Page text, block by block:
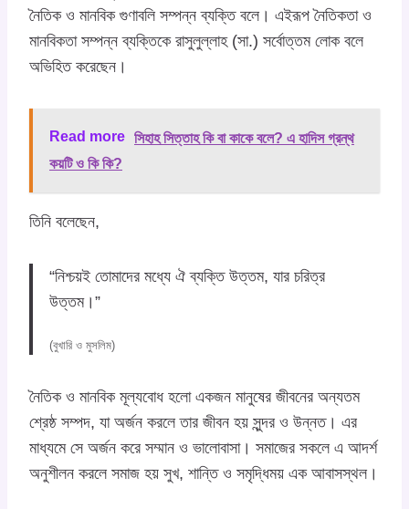
নৈতিক ও মানবিক গুণাবলি সম্পন্ন ব্যক্তি বলে। এইরূপ নৈতিকতা ও
মানবিকতা সম্পন্ন ব্যক্তিকে রাসুলুল্লাহ (সা.) সর্বোত্তম লোক বলে
অভিহিত করেছেন।
Read more সিহাহ সিত্তাহ কি বা কাকে বলে? এ হাদিস গ্রন্থ
কয়টি ও কি কি?
তিনি বলেছেন,
“নিশ্চয়ই তোমাদের মধ্যে ঐ ব্যক্তি উত্তম, যার চরিত্র
উত্তম।”
(বুখারি ও মুসলিম)
নৈতিক ও মানবিক মূল্যবোধ হলো একজন মানুষের জীবনের অন্যতম
শ্রেষ্ঠ সম্পদ, যা অর্জন করলে তার জীবন হয় সুন্দর ও উন্নত। এর
মাধ্যমে সে অর্জন করে সম্মান ও ভালোবাসা। সমাজের সকলে এ আদর্শ
অনুশীলন করলে সমাজ হয় সুখ, শান্তি ও সমৃদ্ধিময় এক আবাসস্থল।